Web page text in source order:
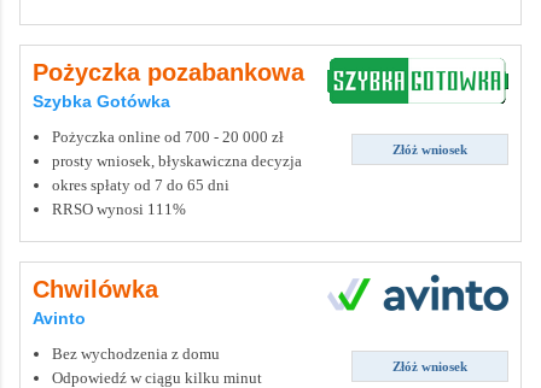
Pożyczka pozabankowa
Szybka Gotówka
Złóż wniosek
Pożyczka online od 700 - 20 000 zł
prosty wniosek, błyskawiczna decyzja
okres spłaty od 7 do 65 dni
RRSO wynosi 111%
Chwilówka
Avinto
Złóż wniosek
Bez wychodzenia z domu
Odpowiedź w ciągu kilku minut